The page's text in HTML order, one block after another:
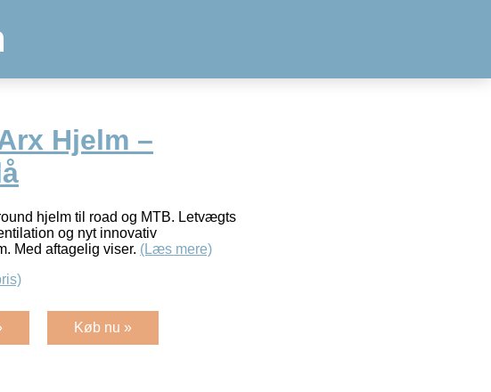
Hjelm –
hjelm til road og MTB. Letvægts
og nyt innovativ
Med aftagelig viser. (Læs mere)
Køb nu »